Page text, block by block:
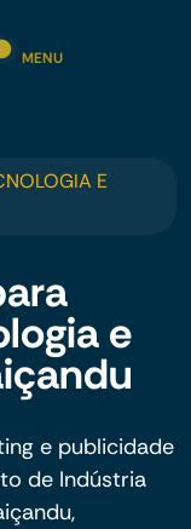
MENU
E
e
e publicidade
de Indústria